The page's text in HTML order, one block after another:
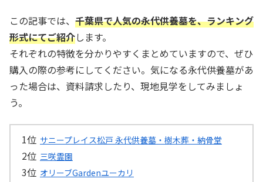
この記事では、 千葉県で人気の永代供養墓を、ランキング
形式にてご紹介します。
それぞれの特徴を分かりやすくまとめていますので、ぜひ
購入の際の参考にしてください。気になる永代供養墓があ
った場合は、資料請求したり、現地見学をしてみましょ
う。
サニープレイス松戸 永代供養墓・樹木葬・納骨堂
三咲霊園
オリーブGardenユーカリ